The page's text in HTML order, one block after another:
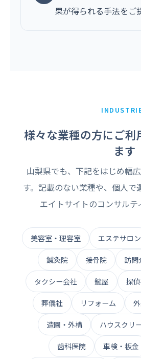
果が得られる手法をご
様々な業種の方にご利
ます
山梨県でも、下記をはじめ幅
す。記載のない業種や、個人で
エイトサイトのコンサルテ
美容室・理容室 エステサロン
鍼灸院 接骨院 訪問
タクシー会社 鍵屋 探
葬儀社 リフォーム
造園・外構 ハウスクリ
歯科医院 車検・板金